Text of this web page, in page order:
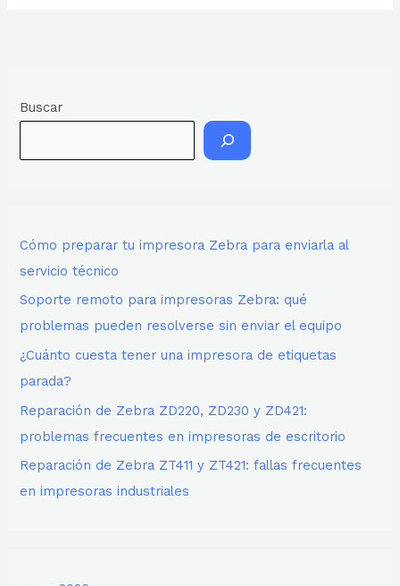
Buscar
Cómo preparar tu impresora Zebra para enviarla al
servicio técnico
Soporte remoto para impresoras Zebra: qué
problemas pueden resolverse sin enviar el equipo
¿Cuánto cuesta tener una impresora de etiquetas
parada?
Reparación de Zebra ZD220, ZD230 y ZD421:
problemas frecuentes en impresoras de escritorio
Reparación de Zebra ZT411 y ZT421: fallas frecuentes
en impresoras industriales